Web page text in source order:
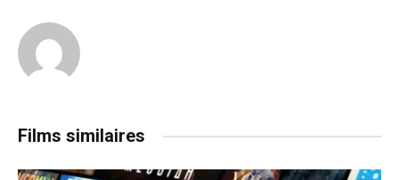
Films similaires